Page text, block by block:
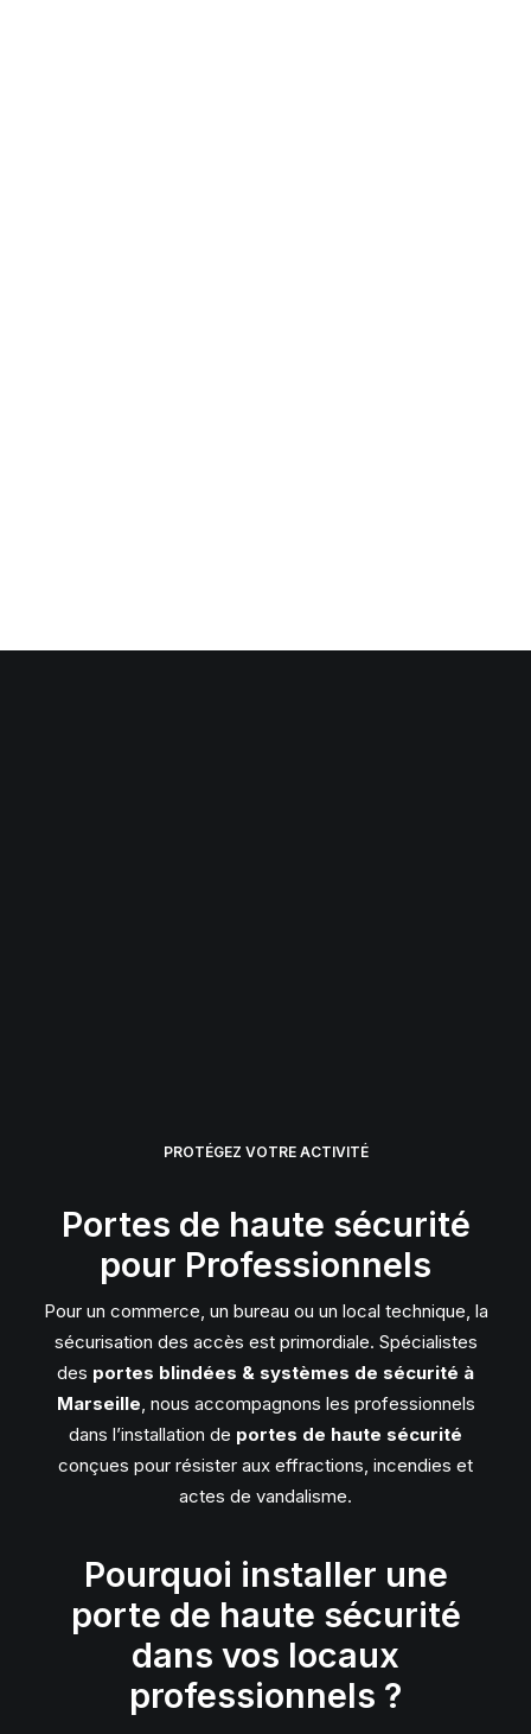
PROTÉGEZ VOTRE ACTIVITÉ
Portes de haute sécurité
pour Professionnels
Pour un commerce, un bureau ou un local technique, la
sécurisation des accès est primordiale. Spécialistes
des portes blindées & systèmes de sécurité à
Marseille, nous accompagnons les professionnels
dans l’installation de portes de haute sécurité
conçues pour résister aux effractions, incendies et
actes de vandalisme.
Pourquoi installer une
porte de haute sécurité
dans vos locaux
professionnels ?